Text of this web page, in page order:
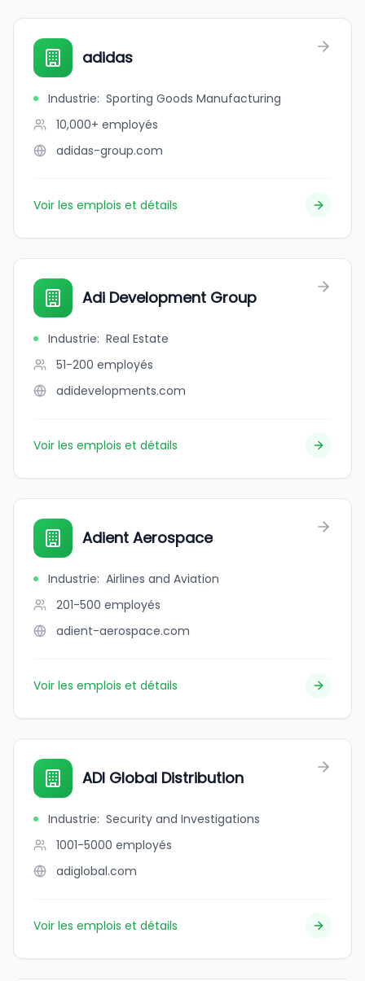
adidas
Industrie: Sporting Goods Manufacturing
10,000+ employés
adidas-group.com
Voir les emplois et détails
Adi Development Group
Industrie: Real Estate
51-200 employés
adidevelopments.com
Voir les emplois et détails
Adient Aerospace
Industrie: Airlines and Aviation
201-500 employés
adient-aerospace.com
Voir les emplois et détails
ADI Global Distribution
Industrie: Security and Investigations
1001-5000 employés
adiglobal.com
Voir les emplois et détails